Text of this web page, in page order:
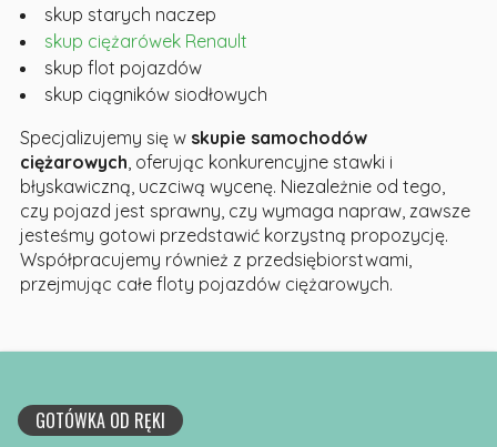
skup starych naczep
skup ciężarówek Renault
skup flot pojazdów
skup ciągników siodłowych
Specjalizujemy się w skupie samochodów
ciężarowych, oferując konkurencyjne stawki i
błyskawiczną, uczciwą wycenę. Niezależnie od tego,
czy pojazd jest sprawny, czy wymaga napraw, zawsze
jesteśmy gotowi przedstawić korzystną propozycję.
Współpracujemy również z przedsiębiorstwami,
przejmując całe floty pojazdów ciężarowych.
GOTÓWKA OD RĘKI